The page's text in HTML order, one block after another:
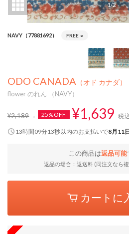
1/2
NAVY（77881692） FREE ○
ODO CANADA （オド カナダ）
flower のれん （NAVY）
¥2,189 25%OFF ¥1,639 税
13時間09分12秒以内のお支払いで8月11
この商品は返品可能
返品の場合：返送料 (同注文なら
カートに